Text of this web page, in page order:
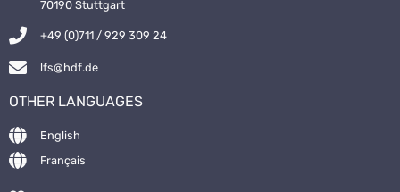
70190 Stuttgart
+49 (0)711 / 929 309 24
lfs@hdf.de
OTHER LANGUAGES
English
Français